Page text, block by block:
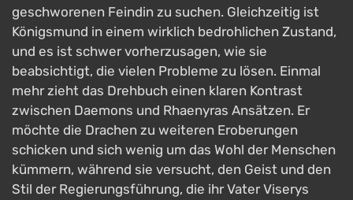
geschworenen Feindin zu suchen. Gleichzeitig ist
Königsmund in einem wirklich bedrohlichen Zustand,
und es ist schwer vorherzusagen, wie sie
beabsichtigt, die vielen Probleme zu lösen. Einmal
mehr zieht das Drehbuch einen klaren Kontrast
zwischen Daemons und Rhaenyras Ansätzen. Er
möchte die Drachen zu weiteren Eroberungen
schicken und sich wenig um das Wohl der Menschen
kümmern, während sie versucht, den Geist und den
Stil der Regierungsführung, die ihr Vater Viserys